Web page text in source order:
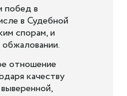
отношение
качеству
побед в
в Судебной
спорам, и